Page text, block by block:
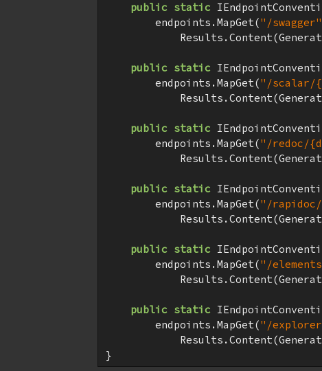
public static
        endpoints.MapGet(
"/swagger"
public static
        endpoints.MapGet(
"/scalar/
public static
        endpoints.MapGet(
"/redoc/
public static
        endpoints.MapGet(
"/rapidoc/
public static
        endpoints.MapGet(
"/
public static
        endpoints.MapGet(
"/explorer/
}